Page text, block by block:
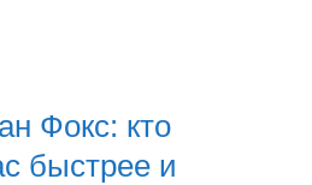
Фокс: кто
быстрее и